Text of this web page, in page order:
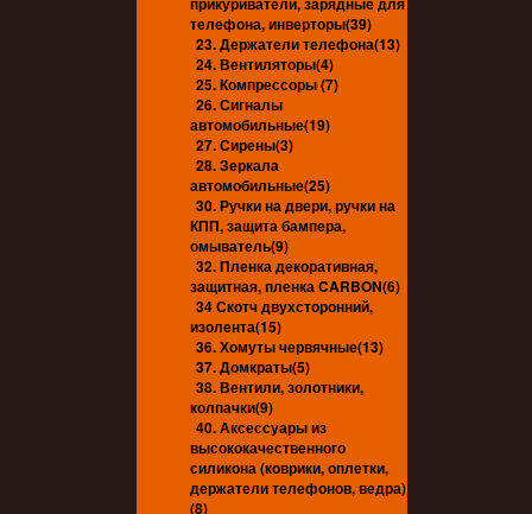
телефона, инверторы(39)
23. Держатели телефона(13)
24. Вентиляторы(4)
25. Компрессоры (7)
26. Сигналы
автомобильные(19)
27. Сирены(3)
28. Зеркала
автомобильные(25)
30. Ручки на двери, ручки на
КПП, защита бампера,
омыватель(9)
32. Пленка декоративная,
защитная, пленка CARBON(6)
34 Скотч двухсторонний,
изолента(15)
36. Хомуты червячные(13)
37. Домкраты(5)
38. Вентили, золотники,
колпачки(9)
40. Аксессуары из
высококачественного
силикона (коврики, оплетки,
держатели телефонов, ведра)
(8)